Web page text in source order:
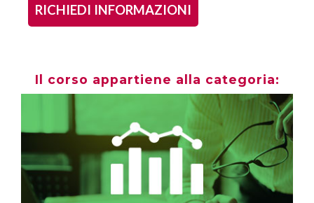
RICHIEDI INFORMAZIONI
Il corso appartiene alla categoria: